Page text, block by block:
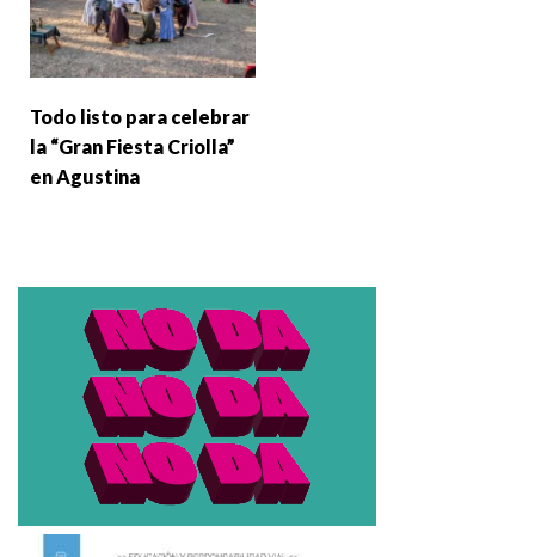
Todo listo para celebrar
la “Gran Fiesta Criolla”
en Agustina